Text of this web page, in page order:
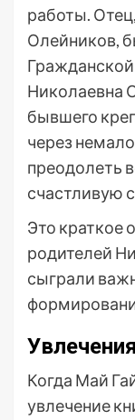
работы.
Олейников,
Николаевна
бывшего
через
преодолеть
счастливую
Это краткое
родителей
сыграли
Когда Май
увлечение